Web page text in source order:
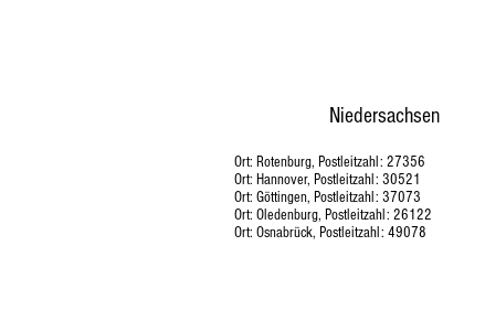
Niedersachsen
Ort: Rotenburg, Postleitzahl: 27356
Ort: Hannover, Postleitzahl: 30521
Ort: Göttingen, Postleitzahl: 37073
Ort: Oledenburg, Postleitzahl: 26122
Ort: Osnabrück, Postleitzahl: 49078